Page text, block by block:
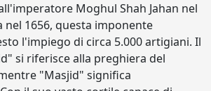
Moghul Shah Jahan nel
nel 1656, questa imponente
l'impiego di circa 5.000 artigiani. Il
si riferisce alla preghiera del
"Masjid" significa